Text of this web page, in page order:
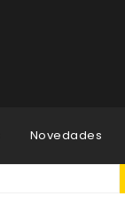
Novedades